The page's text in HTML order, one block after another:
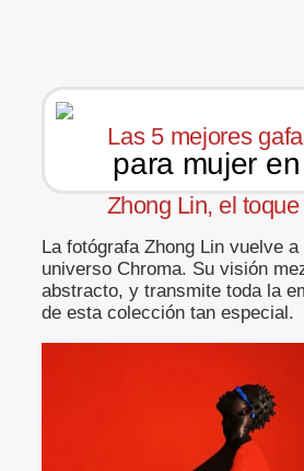
Las 5 mejores
para mujer
Zhong Lin, el
La fotógrafa Zhong Lin vuelve
universo Chroma. Su visión
abstracto, y transmite toda la
de esta colección tan especial.